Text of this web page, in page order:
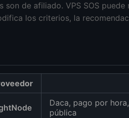
son de afiliado. VPS SOS
los criterios, la
Daca, pago por
pública